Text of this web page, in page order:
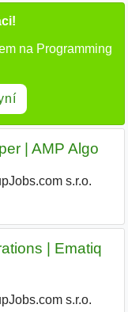
na Programming
| AMP Algo
s.r.o.
| Ematiq
s.r.o.